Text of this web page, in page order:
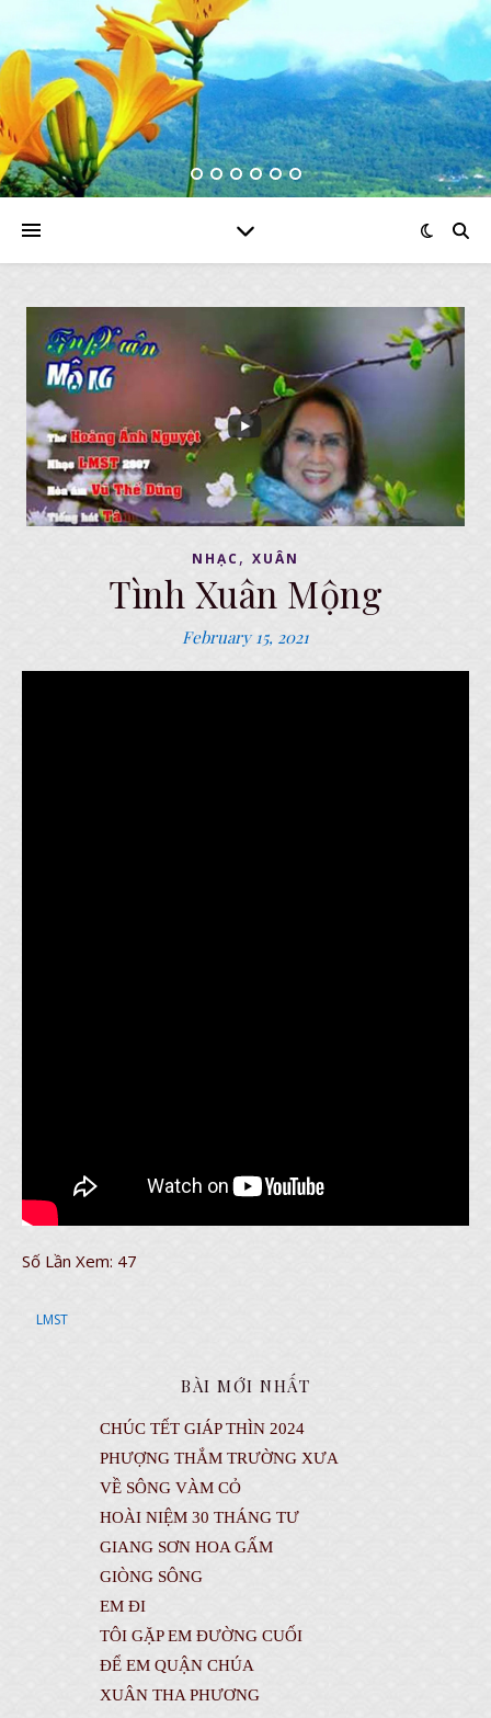
NHẠC, XUÂN
Tình Xuân Mộng
February 15, 2021
Số Lần Xem: 47
LMST
BÀI MỚI NHẤT
CHÚC TẾT GIÁP THÌN 2024
PHƯỢNG THẮM TRƯỜNG XƯA
VỀ SÔNG VÀM CỎ
HOÀI NIỆM 30 THÁNG TƯ
GIANG SƠN HOA GẤM
GIÒNG SÔNG
EM ĐI
TÔI GẶP EM ĐƯỜNG CUỐI
ĐỂ EM QUẬN CHÚA
XUÂN THA PHƯƠNG